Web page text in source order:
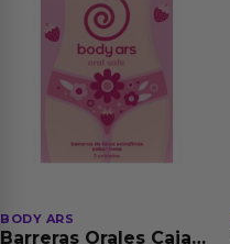
BODY ARS
Barreras Orales Caja